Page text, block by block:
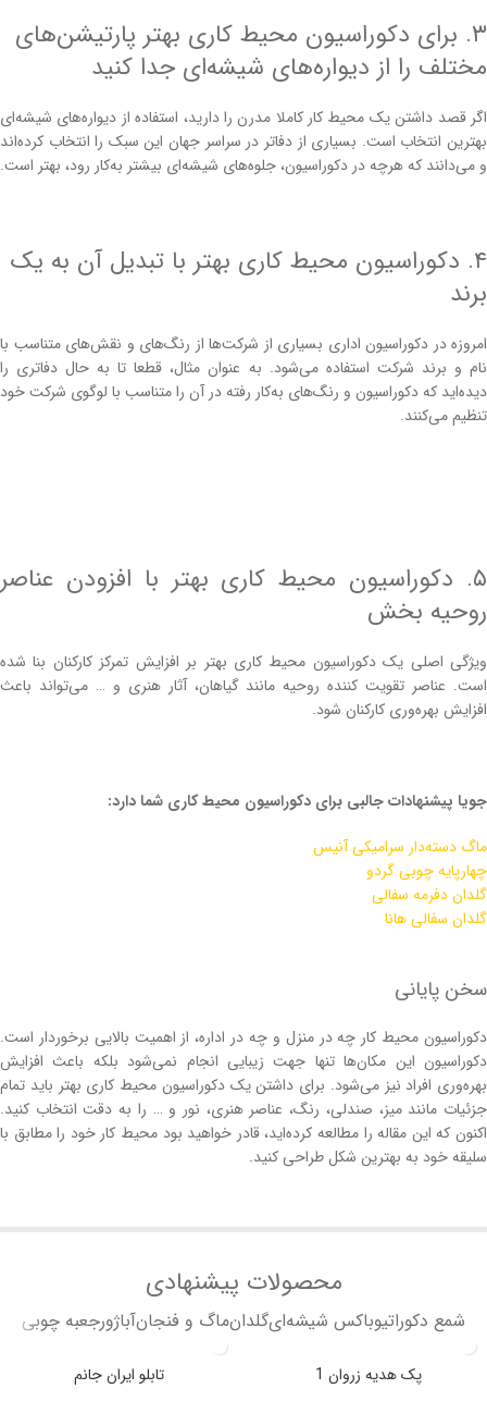
۳. برای دکوراسیون محیط کاری بهتر پارتیشن‌های
مختلف را از دیواره‌های شیشه‌ای جدا کنید
اگر قصد داشتن یک محیط ‌کار کاملا مدرن را دارید، استفاده از دیواره‌های شیشه‌ای
بهترین انتخاب است. بسیاری از دفاتر در سراسر جهان این سبک را انتخاب کرده‌اند
و می‌دانند که هرچه در دکوراسیون، جلوه‌های شیشه‌ای بیشتر به‌کار رود، بهتر است.
۴. دکوراسیون محیط کاری بهتر با تبدیل آن به یک
برند
امروزه در دکوراسیون‌ اداری بسیاری از شرکت‌ها از رنگ‌های و نقش‌های متناسب با
نام و برند شرکت استفاده می‌شود. به عنوان مثال، قطعا تا به‌ حال دفاتری را
دیده‌اید که دکوراسیون و رنگ‌های به‌کار رفته در آن را متناسب با لوگوی شرکت خود
تنظیم می‌کنند.
۵. دکوراسیون محیط کاری بهتر با افزودن عناصر
روحیه بخش
ویژگی اصلی یک دکوراسیون محیط کاری بهتر بر افزایش تمرکز کارکنان بنا شده
‌است. عناصر تقویت‌ کننده روحیه مانند گیاهان، آثار هنری و … می‌تواند باعث
افزایش بهره‌وری کارکنان شود.
جویا پیشنهادات جالبی برای دکوراسیون محیط کاری شما دارد:
ماگ دسته‌دار سرامیکی آنیس
چهارپایه چوبی گردو
گلدان دفرمه سفالی
گلدان سفالی هانا
سخن پایانی
دکوراسیون محیط کار چه در منزل و چه در اداره، از اهمیت بالایی برخوردار است.
دکوراسیون این مکان‌ها تنها جهت زیبایی انجام نمی‌شود بلکه باعث افزایش
بهره‌وری افراد نیز می‌شود. برای داشتن یک دکوراسیون محیط‌ کاری بهتر باید تمام
جزئیات مانند میز، صندلی، رنگ، عناصر هنری، نور و … را به‌ دقت انتخاب کنید.
اکنون که این مقاله را مطالعه کرده‌اید، قادر خواهید‌ بود محیط کار خود را مطابق با
سلیقه خود به‌ بهترین شکل طراحی کنید.
محصولات پیشنهادی
شمع دکوراتیوباکس شیشه‌ایگلدانماگ و فنجانآباژورجعبه چوبی
پک هدیه زروان 1
تابلو ایران جانم